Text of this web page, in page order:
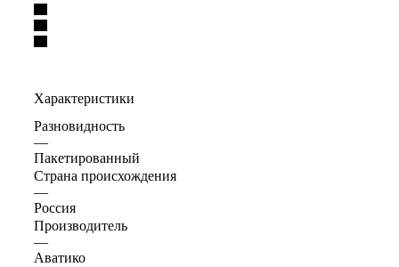
Характеристики
Разновидность
—
Пакетированный
Страна происхождения
—
Россия
Производитель
—
Аватико